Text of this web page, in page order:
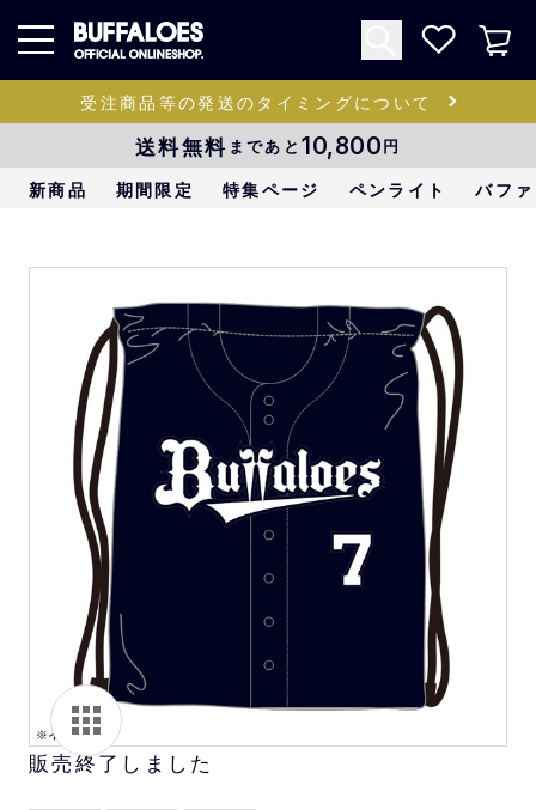
受注商品等の発送のタイミングについて
送料無料 まであと 10,800円
新商品 期間限定 特集ページ ペンライト バフ
販売終了しました